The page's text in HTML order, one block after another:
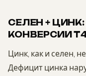
СЕЛЕН +
КОНВЕРСИИ
Цинк, как и селен,
Дефицит цинка